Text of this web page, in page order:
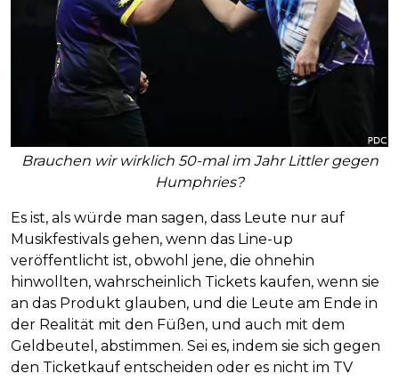
Brauchen wir wirklich 50-mal im Jahr Littler gegen
Humphries?
Es ist, als würde man sagen, dass Leute nur auf
Musikfestivals gehen, wenn das Line-up
veröffentlicht ist, obwohl jene, die ohnehin
hinwollten, wahrscheinlich Tickets kaufen, wenn sie
an das Produkt glauben, und die Leute am Ende in
der Realität mit den Füßen, und auch mit dem
Geldbeutel, abstimmen. Sei es, indem sie sich gegen
den Ticketkauf entscheiden oder es nicht im TV